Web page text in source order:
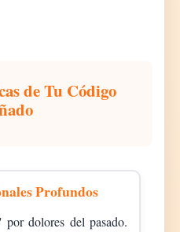
de Tu Código
Profundos
dolores del pasado.